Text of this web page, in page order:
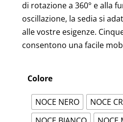
di rotazione a 360° e alla
oscillazione, la sedia si
alle vostre esigenze.
consentono una facile
Colore
NOCE NERO
NOCE